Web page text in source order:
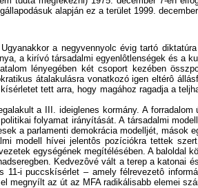
alapján ez a terület 1999.
a negyvennyolc évig tartó
a kirívó társadalmi egyenlôtlenségek és
lényegében két csoport kezében
átalakulásra vonatkozó igen eltérô
tett arra, hogy magához ragadja a
a III. ideiglenes kormány. A
folyamat irányítását. A társadalmi
a parlamenti demokrácia modelljét,
modell hívei jelentôs pozíciókra tettek
egységének megítélésében. A baloldal
Kedvezôvé vált a terep a
i puccskísérlet – amely félrevezetô
megnyílt az út az MFA radikálisabb elemei